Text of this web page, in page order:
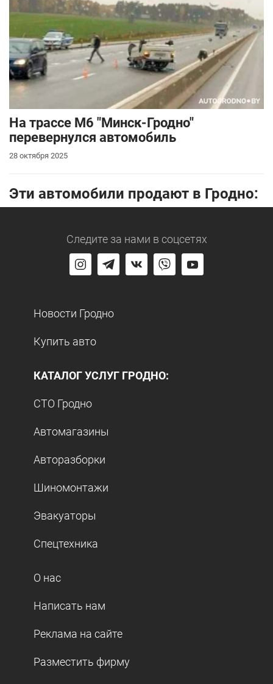
На трассе М6 "Минск-Гродно"
перевернулся автомобиль
28 октября 2025
Эти автомобили продают в Гродно:
Следите за нами в соцсетях
Новости Гродно
Купить авто
КАТАЛОГ УСЛУГ ГРОДНО:
СТО Гродно
Автомагазины
Авторазборки
Шиномонтажи
Эвакуаторы
Спецтехника
О нас
Написать нам
Реклама на сайте
Разместить фирму